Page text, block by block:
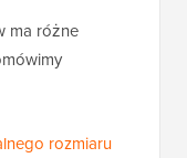
ma różne
rozmiaru